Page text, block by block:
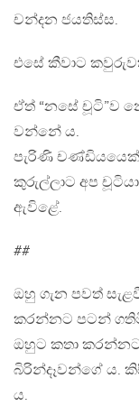
චන්දන ජයතිස්ස.
එසේ කීවාට
ඒත් “නසේ චූටි”ව
වන්නේ ය.
පැරිණි
කුරුල්ලාට අප
ඇවිළේ.
##
ඔහු ගැන පවත්
කරන්නට පටන්
ඔහුට කතා
බිරින්දෑවන්ගේ ය.
ය.